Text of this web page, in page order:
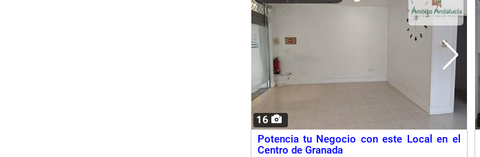
16
Potencia tu Negocio con este Local en el
Centro de Granada